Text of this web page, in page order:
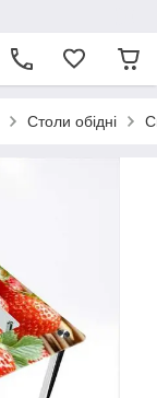
Столи обідні